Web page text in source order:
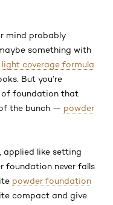
mind probably
something with
light coverage formula
But you’re
of foundation that
the bunch — powder
applied like setting
foundation never falls
powder foundation
compact and give